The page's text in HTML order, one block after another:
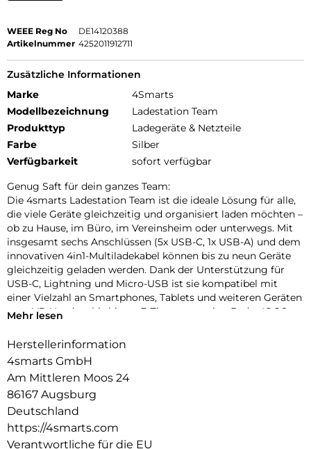
WEEE Reg No
DE14120388
Artikelnummer 4252011912711
Zusätzliche Informationen
Marke
4Smarts
Modellbezeichnung
Ladestation Team
Produkttyp
Ladegeräte & Netzteile
Farbe
Silber
Verfügbarkeit
sofort verfügbar
Genug Saft für dein ganzes Team:
Die 4smarts Ladestation Team ist die ideale Lösung für alle,
die viele Geräte gleichzeitig und organisiert laden möchten –
ob zu Hause, im Büro, im Vereinsheim oder unterwegs. Mit
insgesamt sechs Anschlüssen (5x USB-C, 1x USB-A) und dem
innovativen 4in1-Multiladekabel können bis zu neun Geräte
gleichzeitig geladen werden. Dank der Unterstützung für
USB-C, Lightning und Micro-USB ist sie kompatibel mit
einer Vielzahl an Smartphones, Tablets und weiteren Geräten
vom VR-Headset bis hin zu E-Zigaretten wie z.B. der IQOS –
praktische USB-Ladestation für mehrere Geräte, die für alle
Ein echter Mehrwert: Kabel inklusive:
Die Multi-Ladestation wird komplett mit fünf hochwertigen
USB-C-Kabeln und einem 4in1-Multiladekabel geliefert.
Dieses flexible Kabel vereint Anschlüsse für USB-C, Micro-
USB und Lightning und ermöglicht das gleichzeitige Laden
von bis zu vier verschiedenen Geräten. Die kurzen Kabel (25
Mehr lesen
Herstellerinformation
4smarts GmbH
Am Mittleren Moos 24
86167 Augsburg
Deutschland
https://4smarts.com
Verantwortliche für die EU